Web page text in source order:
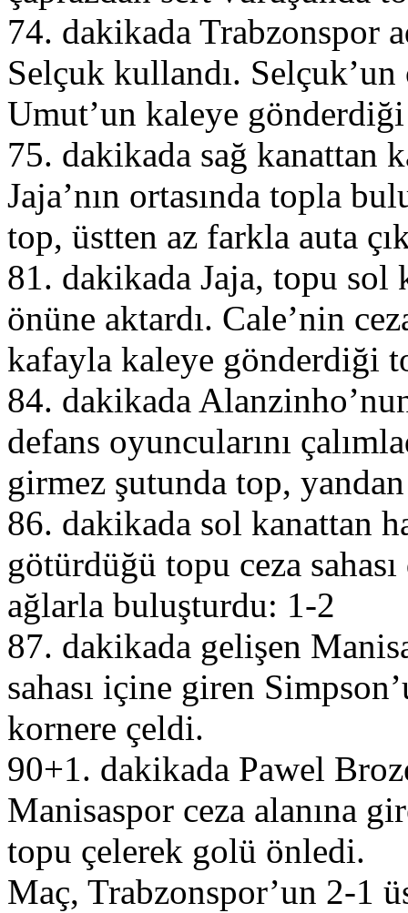
74. dakikada Trabzonspor
Selçuk kullandı.
Umut’un kaleye
75. dakikada sağ kanattan
Jaja’nın ortasında topla
top, üstten az farkla auta
81. dakikada Jaja, topu sol
önüne aktardı. Cale’nin
kafayla kaleye gönderdiği
84. dakikada
defans oyuncularını
girmez şutunda top, yandan
86. dakikada sol kanattan
götürdüğü topu ceza
ağlarla buluşturdu: 1-2
87. dakikada gelişen
sahası içine giren
kornere çeldi.
90+1. dakikada Pawel
Manisaspor ceza alanına
topu çelerek golü önledi.
Maç, Trabzonspor’un 2-1